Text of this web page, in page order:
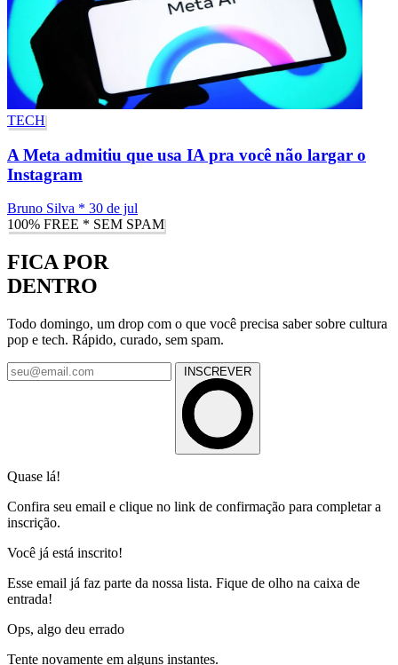
TECH
A Meta admitiu que usa IA pra você não largar o
Instagram
Bruno Silva * 30 de jul
100% FREE * SEM SPAM
FICA POR
DENTRO
Todo domingo, um drop com o que você precisa saber sobre cultura
pop e tech. Rápido, curado, sem spam.
INSCREVER
Quase lá!
Confira seu email e clique no link de confirmação para completar a
inscrição.
Você já está inscrito!
Esse email já faz parte da nossa lista. Fique de olho na caixa de
entrada!
Ops, algo deu errado
Tente novamente em alguns instantes.